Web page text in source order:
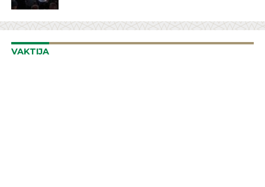
VAKTIJA